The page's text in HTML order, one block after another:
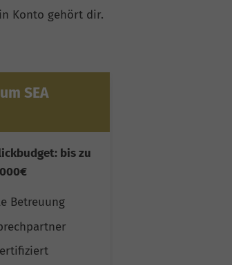
Konto gehört dir.
SEA
bis zu
Betreuung